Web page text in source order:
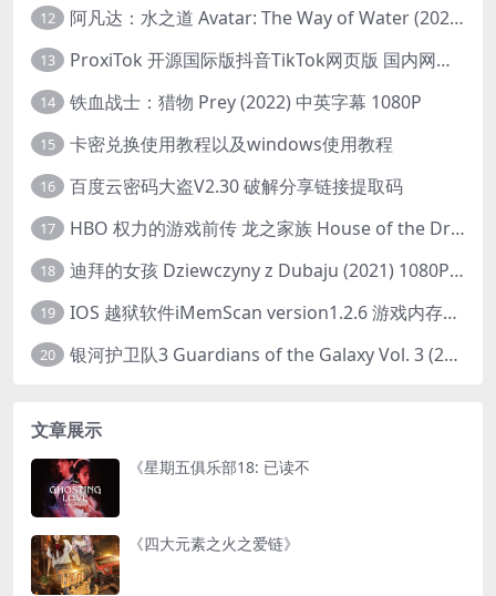
12 阿凡达：水之道 Avatar: The Way of Water (2022) 1080p 2k 4k 中文字幕
13 ProxiTok 开源国际版抖音TikTok网页版 国内网络直连
14 铁血战士：猎物 Prey (2022) 中英字幕 1080P
15 卡密兑换使用教程以及windows使用教程
16 百度云密码大盗V2.30 破解分享链接提取码
17 HBO 权力的游戏前传 龙之家族 House of the Dragon (2022) 中字 1080P 更新4集
18 迪拜的女孩 Dziewczyny z Dubaju (2021) 1080P 中字
19 IOS 越狱软件iMemScan version1.2.6 游戏内存修改器
20 银河护卫队3 Guardians of the Galaxy Vol. 3 (2023)4K高清资源1080p只分享精品
文章展示
《星期五俱乐部18: 已读不
《四大元素之火之爱链》